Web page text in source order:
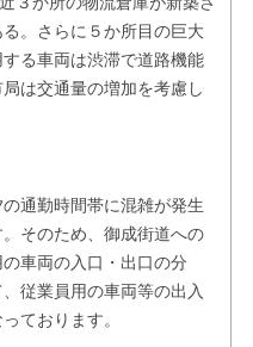
。さらに５か所目の巨大
る車両は渋滞で道路機能
は交通量の増加を考慮し
通勤時間帯に混雑が発生
そのため、御成街道への
車両の入口・出口の分
従業員用の車両等の出入
ております。